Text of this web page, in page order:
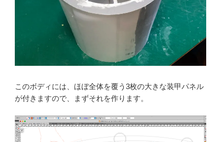
このボディには、ほぼ全体を覆う3枚の大きな装甲パネル
が付きますので、まずそれを作ります。